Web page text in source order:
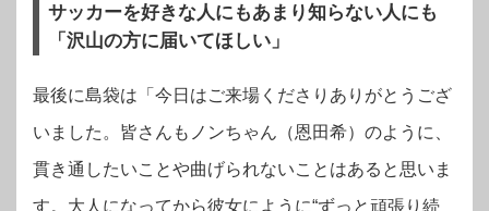
サッカーを好きな人にもあまり知らない人にも
「沢山の方に届いてほしい」
最後に島袋は「今日はご来場くださりありがとうござ
いました。皆さんもノンちゃん（恩田希）のように、
貫き通したいことや曲げられないことはあると思いま
す。大人になってから彼女にように“ずっと頑張り続